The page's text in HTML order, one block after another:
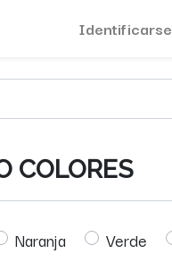
Identificarse
COLORES
Naranja Verde